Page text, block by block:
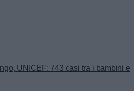
UNICEF: 743 casi tra i bambini e